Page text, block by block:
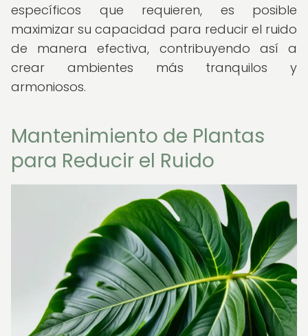
específicos que requieren, es posible
maximizar su capacidad para reducir el ruido
de manera efectiva, contribuyendo así a
crear ambientes más tranquilos y
armoniosos.
Mantenimiento de Plantas
para Reducir el Ruido